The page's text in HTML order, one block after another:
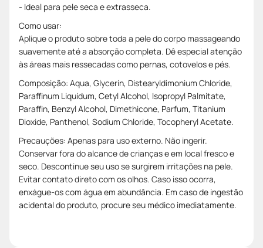
- Ideal para pele seca e extrasseca.
Como usar:
Aplique o produto sobre toda a pele do corpo massageando
suavemente até a absorção completa. Dê especial atenção
às áreas mais ressecadas como pernas, cotovelos e pés.
Composição: Aqua, Glycerin, Distearyldimonium Chloride,
Paraffinum Liquidum, Cetyl Alcohol, Isopropyl Palmitate,
Paraffin, Benzyl Alcohol, Dimethicone, Parfum, Titanium
Dioxide, Panthenol, Sodium Chloride, Tocopheryl Acetate.
Precauções: Apenas para uso externo. Não ingerir.
Conservar fora do alcance de crianças e em local fresco e
seco. Descontinue seu uso se surgirem irritações na pele.
Evitar contato direto com os olhos. Caso isso ocorra,
enxágue-os com água em abundância. Em caso de ingestão
acidental do produto, procure seu médico imediatamente.